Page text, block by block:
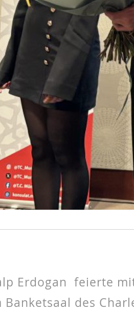
Erdogan feierte
Banketsaal des